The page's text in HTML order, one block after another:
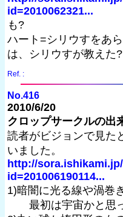
id=2010062321...
も?
ハート=シリウすをあ
は、シリウすが教えた?
Ref. :
No.416
2010/6/20
クロップサークルの出
読者がビジョンで見た
いました。
http://
id=201006190114...
1)暗闇に光る線や渦巻
最初は宇宙かと思っ